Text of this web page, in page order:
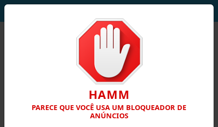
HAMM
PARECE QUE VOCÊ USA UM BLOQUEADOR DE
ANÚNCIOS